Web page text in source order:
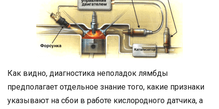
Как видно, диагностика неполадок лямбды
предполагает отдельное знание того, какие признаки
указывают на сбои в работе кислородного датчика, а